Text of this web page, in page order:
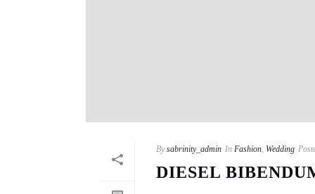
By sabrinity_admin In Fashion, Wedding
DIESEL